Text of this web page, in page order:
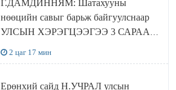
Г.ДАМДИННЯМ: Шатахууны
нөөцийн савыг барьж байгуулснаар
УЛСЫН ХЭРЭГЦЭЭГЭЭ 3 САРААР
2 цаг 17 мин
Ерөнхий сайд Н.УЧРАЛ улсын